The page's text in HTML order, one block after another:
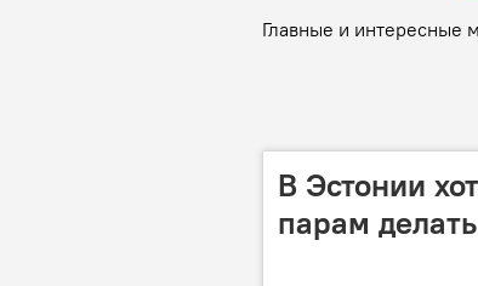
Главные и интересные
В Эстонии
парам